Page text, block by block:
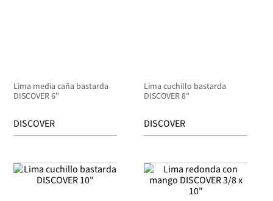
Lima media caña bastarda
DISCOVER 6"
DISCOVER
Lima cuchillo bastarda
DISCOVER 8"
DISCOVER